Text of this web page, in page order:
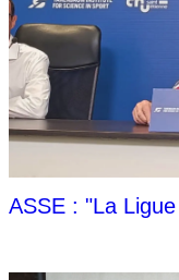
ASSE : "La